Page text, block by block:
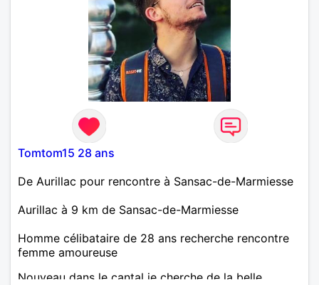
Tomtom15 28 ans
De Aurillac pour rencontre à Sansac-de-Marmiesse
Aurillac à 9 km de Sansac-de-Marmiesse
Homme célibataire de 28 ans recherche rencontre
femme amoureuse
Nouveau dans le cantal je cherche de la belle